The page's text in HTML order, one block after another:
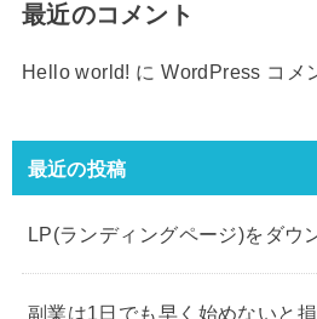
最近のコメント
Hello world! にWordPress コメ
最近の投稿
LP(ランディングページ)をダウ
副業は1日でも早く始めないと